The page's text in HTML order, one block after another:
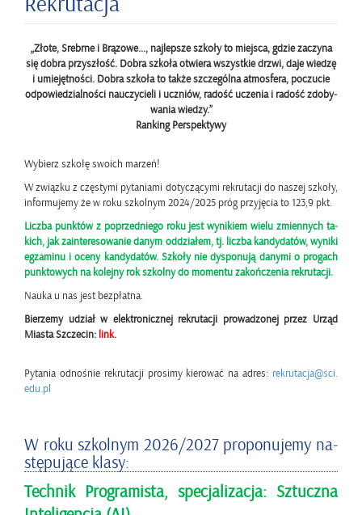
„Złote, Srebr­ne i Brą­zo­we..., naj­lep­sze szko­ły to miej­sca, gdzie za­czy­na
się dobra przy­szłość. Dobra szko­ła otwie­ra wszyst­kie drzwi, daje wie­dzę
i umie­jęt­no­ści. Dobra szko­ła to także szcze­gól­na at­mos­fe­ra, po­czu­cie
od­po­wie­dzial­no­ści na­uczy­cie­li i uczniów, ra­dość ucze­nia i ra­dość zdo­by­
wa­nia wie­dzy.”
Ran­king Per­spek­ty­wy
Wy­bierz szko­łę swo­ich ma­rzeń!
W związ­ku z czę­sty­mi py­ta­nia­mi do­ty­czą­cy­mi re­kru­ta­cji do na­szej szko­ły,
in­for­mu­je­my że w roku szkol­nym 2024/2025 próg przy­ję­cia to 123,9 pkt.
Licz­ba punk­tów z po­przed­nie­go roku jest wy­ni­kiem wielu zmien­nych ta­
kich, jak za­in­te­re­so­wa­nie danym od­dzia­łem, tj. licz­ba kan­dy­da­tów, wy­ni­ki
eg­za­mi­nu i oceny kan­dy­da­tów. Szko­ły nie dys­po­nu­ją da­ny­mi o pro­gach
punk­to­wych na ko­lej­ny rok szkol­ny do mo­men­tu za­koń­cze­nia re­kru­ta­cji.
Nauka u nas jest bez­płat­na.
Bie­rze­my udział w elek­tro­nicz­nej re­kru­ta­cji pro­wa­dzo­nej przez Urząd
Mia­sta Szcze­cin: link.
Py­ta­nia od­no­śnie re­kru­ta­cji pro­si­my kie­ro­wać na adres: re­kru­ta­cja@​sci.​
edu.​pl
W roku szkol­nym 2026/2027 pro­po­nu­je­my na­
stę­pu­ją­ce klasy:
Tech­nik Pro­gra­mi­sta, spe­cja­li­za­cja: Sztucz­na